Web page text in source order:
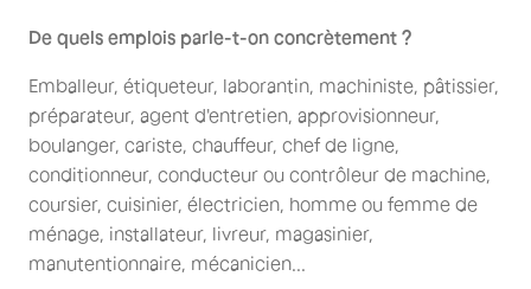
De quels emplois parle-t-on concrètement ?
Emballeur, étiqueteur, laborantin, machiniste, pâtissier,
préparateur, agent d'entretien, approvisionneur,
boulanger, cariste, chauffeur, chef de ligne,
conditionneur, conducteur ou contrôleur de machine,
coursier, cuisinier, électricien, homme ou femme de
ménage, installateur, livreur, magasinier,
manutentionnaire, mécanicien...